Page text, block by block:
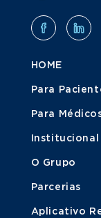
HOME
Para
Para
Institucional
O Grupo
Parcerias
Aplicativo